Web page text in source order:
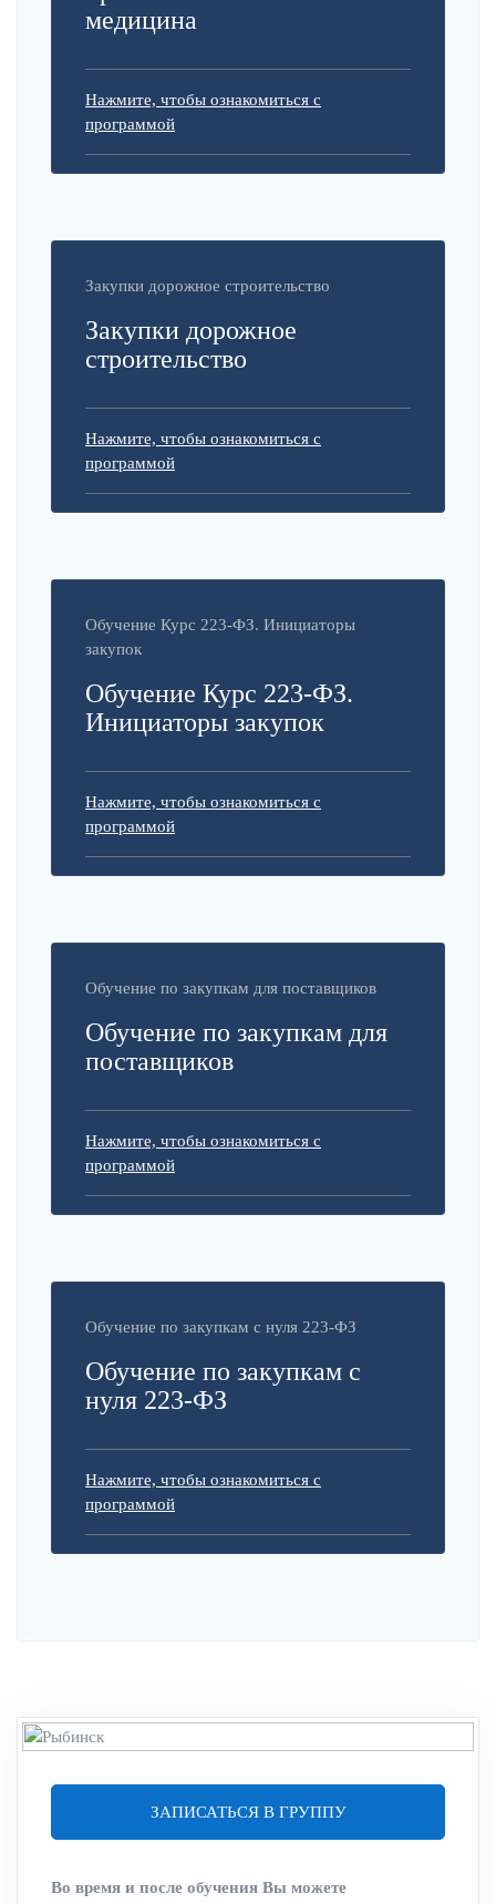
медицина
Нажмите, чтобы ознакомиться с
программой
Закупки дорожное строительство
Закупки дорожное
строительство
Нажмите, чтобы ознакомиться с
программой
Обучение Курс 223-ФЗ. Инициаторы
закупок
Обучение Курс 223-ФЗ.
Инициаторы закупок
Нажмите, чтобы ознакомиться с
программой
Обучение по закупкам для поставщиков
Обучение по закупкам для
поставщиков
Нажмите, чтобы ознакомиться с
программой
Обучение по закупкам с нуля 223-ФЗ
Обучение по закупкам с
нуля 223-ФЗ
Нажмите, чтобы ознакомиться с
программой
ЗАПИСАТЬСЯ В ГРУППУ
Во время и после обучения Вы можете